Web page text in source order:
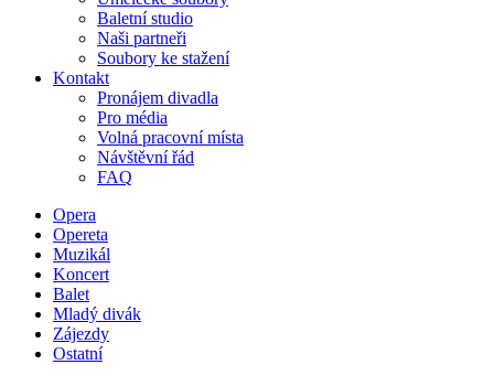
Baletní studio
Naši partneři
Soubory ke stažení
Kontakt
Pronájem divadla
Pro média
Volná pracovní místa
Návštěvní řád
FAQ
Opera
Opereta
Muzikál
Koncert
Balet
Mladý divák
Zájezdy
Ostatní